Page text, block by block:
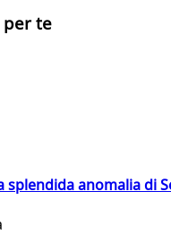
per te
splendida anomalia di